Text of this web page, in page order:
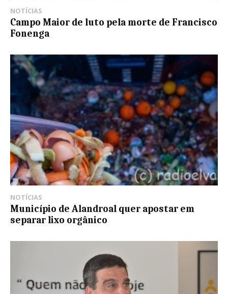
NOTÍCIAS
Campo Maior de luto pela morte de Francisco
Fonenga
NOTÍCIAS
Município de Alandroal quer apostar em
separar lixo orgânico